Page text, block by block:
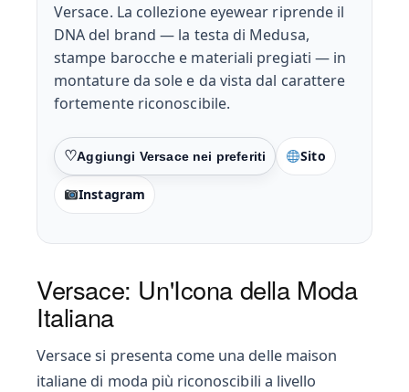
Versace. La collezione eyewear riprende il
DNA del brand — la testa di Medusa,
stampe barocche e materiali pregiati — in
montature da sole e da vista dal carattere
fortemente riconoscibile.
Preferiti Sito
Instagram
Versace: Un'Icona della Moda
Italiana
Versace si presenta come una delle maison
italiane di moda più riconoscibili a livello